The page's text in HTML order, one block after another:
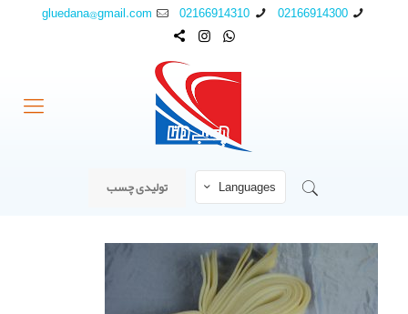
02166914300
02166914310
gluedana@gmail.com
Languages تولیدی چسب